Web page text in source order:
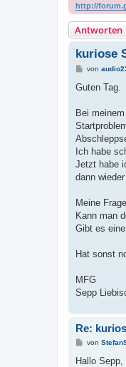
http://
Antworten
kuriose
B
i
a
von
Guten Tag.
Bei
Ich habe
Jetzt habe
dann
Meine
Kann man
Gibt es
Hat sonst
MFG
Sepp
Re:
B
i
von
Hallo Sepp,